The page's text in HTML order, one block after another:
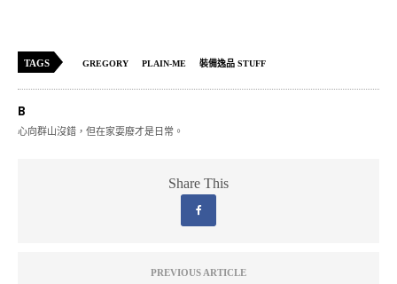
TAGS GREGORY PLAIN-ME 裝備逸品 STUFF
B
心向群山沒錯，但在家耍廢才是日常。
Share This
PREVIOUS ARTICLE